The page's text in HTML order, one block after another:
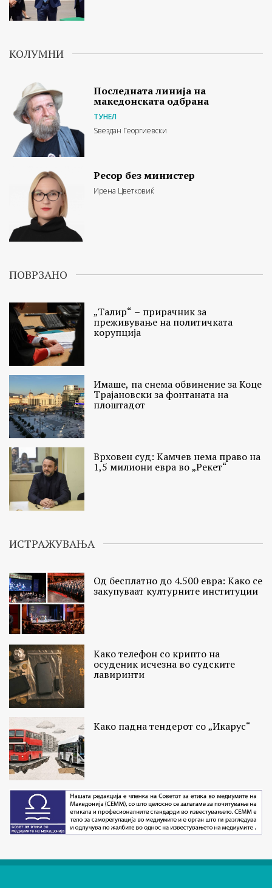
КОЛУМНИ
Последната линија на
македонската одбрана
ТУНЕЛ
Ѕвездан Георгиевски
Ресор без министер
Ирена Цветковиќ
ПОВРЗАНО
„Талир“ – прирачник за
преживување на политичката
корупција
Имаше, па снема обвинение за Коце
Трајановски за фонтаната на
плоштадот
Врховен суд: Камчев нема право на
1,5 милиони евра во „Рекет“
ИСТРАЖУВАЊА
Од бесплатно до 4.500 евра: Како се
закупуваат културните институции
Како телефон со крипто на
осуденик исчезна во судските
лавиринти
Како падна тендерот со „Икарус“